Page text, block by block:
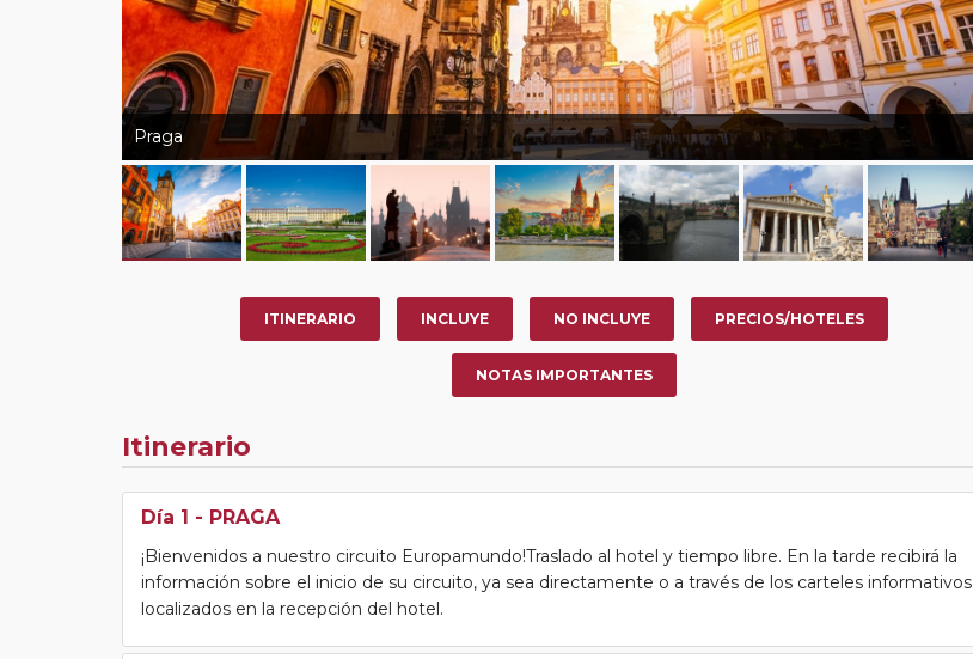
Praga
ITINERARIO INCLUYE NO INCLUYE PRECIOS/HOTELES
NOTAS IMPORTANTES
Itinerario
Día 1 - PRAGA
¡Bienvenidos a nuestro circuito Europamundo!Traslado al hotel y tiempo libre. En la tarde recibirá la
información sobre el inicio de su circuito, ya sea directamente o a través de los carteles informativos
localizados en la recepción del hotel.